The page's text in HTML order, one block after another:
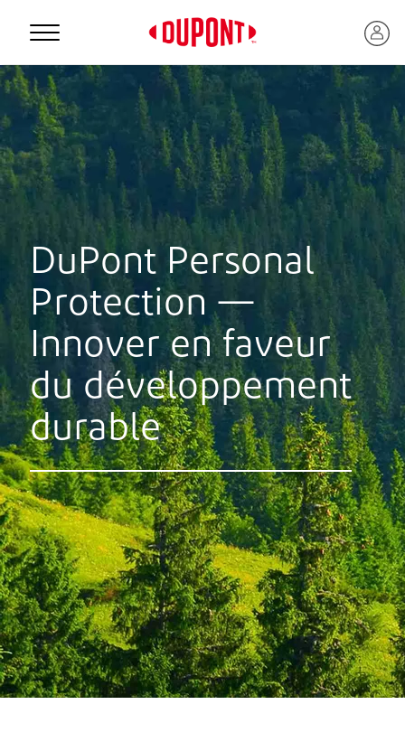
Personal Protection
™
DuPont Personal
Protection —
Innover en faveur
du développement
durable